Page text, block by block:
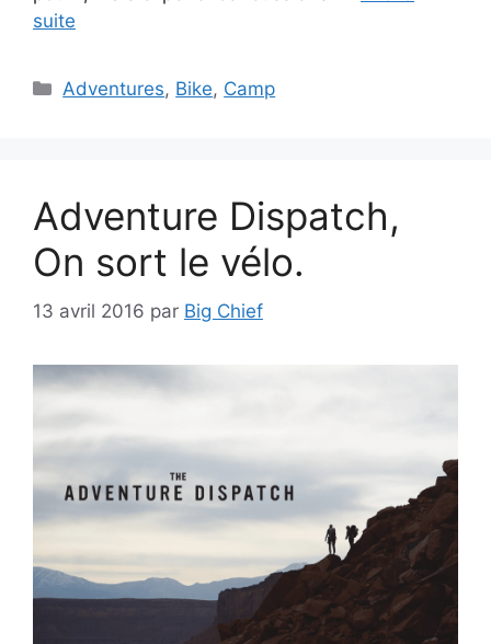
suite
Catégories
Adventures, Bike, Camp
Adventure Dispatch,
On sort le vélo.
13 avril 2016 par Big Chief